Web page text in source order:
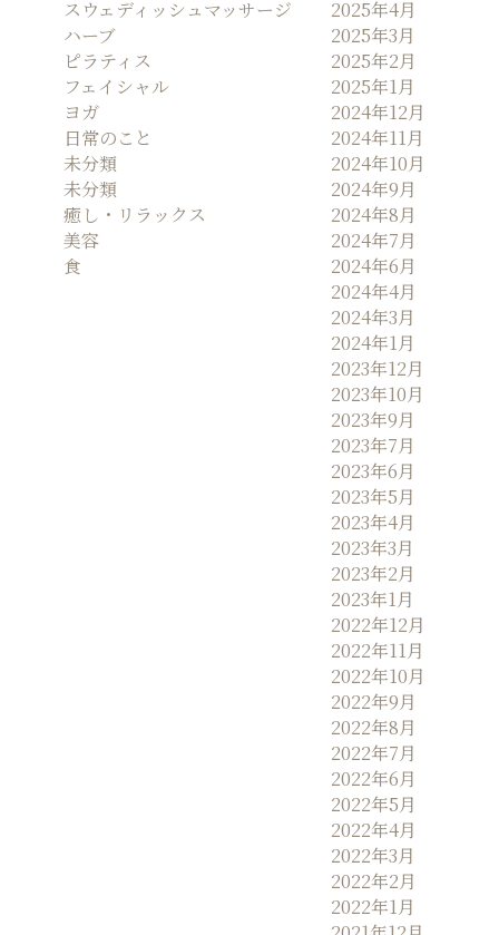
スウェディッシュマッサージ
ハーブ
ピラティス
フェイシャル
ヨガ
日常のこと
未分類
未分類
癒し・リラックス
美容
食
2025年4月
2025年3月
2025年2月
2025年1月
2024年12月
2024年11月
2024年10月
2024年9月
2024年8月
2024年7月
2024年6月
2024年4月
2024年3月
2024年1月
2023年12月
2023年10月
2023年9月
2023年7月
2023年6月
2023年5月
2023年4月
2023年3月
2023年2月
2023年1月
2022年12月
2022年11月
2022年10月
2022年9月
2022年8月
2022年7月
2022年6月
2022年5月
2022年4月
2022年3月
2022年2月
2022年1月